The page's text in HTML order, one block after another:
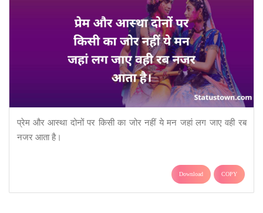
प्रेम और आस्था दोनों पर किसी का जोर नहीं ये मन जहां लग जाए वही रब
नजर आता है।
Download COPY